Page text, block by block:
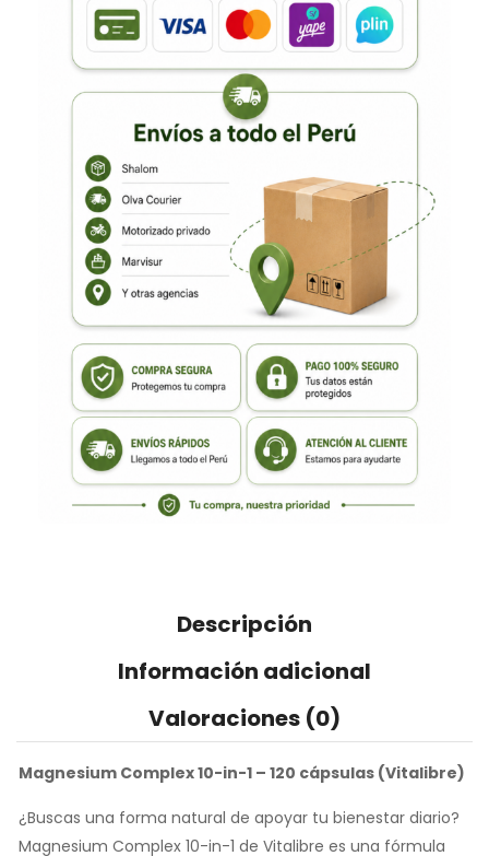
Descripción
Información adicional
Valoraciones (0)
Magnesium Complex 10-in-1 – 120 cápsulas (Vitalibre)
¿Buscas una forma natural de apoyar tu bienestar diario?
Magnesium Complex 10-in-1 de Vitalibre es una fórmula